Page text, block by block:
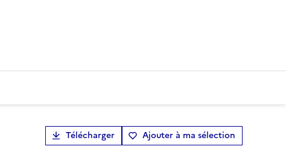
Télécharger Ajouter à ma sélection